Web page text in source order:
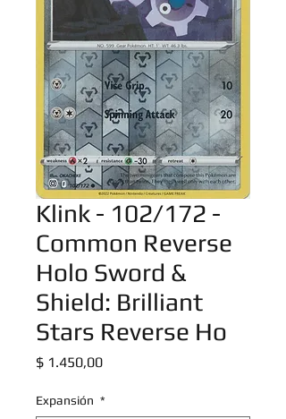
Klink - 102/172 -
Common Reverse
Holo Sword &
Shield: Brilliant
Stars Reverse Ho
$ 1.450,00Precio
Expansión *